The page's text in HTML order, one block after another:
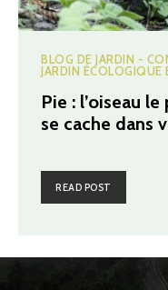
BLOG DE JARDIN -
JARDIN ÉCOLOGIQUE
Pie : l’oiseau
se cache dans
READ POST